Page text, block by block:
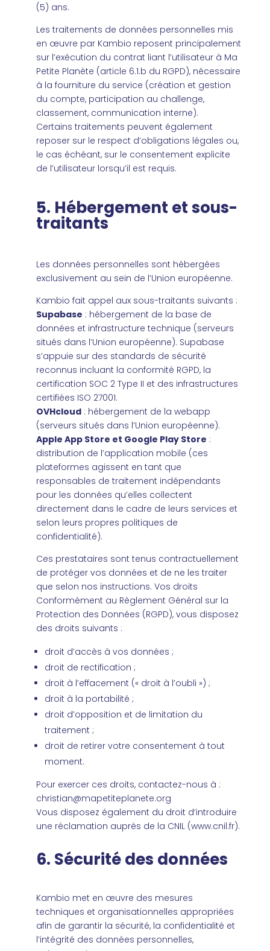
(5) ans.
Les traitements de données personnelles mis
en œuvre par Kambio reposent principalement
sur l’exécution du contrat liant l’utilisateur à Ma
Petite Planète (article 6.1.b du RGPD), nécessaire
à la fourniture du service (création et gestion
du compte, participation au challenge,
classement, communication interne).
Certains traitements peuvent également
reposer sur le respect d’obligations légales ou,
le cas échéant, sur le consentement explicite
de l’utilisateur lorsqu’il est requis.
5. Hébergement et sous-
traitants
Les données personnelles sont hébergées
exclusivement au sein de l’Union européenne.
Kambio fait appel aux sous-traitants suivants :
Supabase : hébergement de la base de
données et infrastructure technique (serveurs
situés dans l’Union européenne). Supabase
s’appuie sur des standards de sécurité
reconnus incluant la conformité RGPD, la
certification SOC 2 Type II et des infrastructures
certifiées ISO 27001.
OVHcloud: hébergement de la webapp
(serveurs situés dans l’Union européenne).
Apple App Store et Google Play Store :
distribution de l’application mobile (ces
plateformes agissent en tant que
responsables de traitement indépendants
pour les données qu’elles collectent
directement dans le cadre de leurs services et
selon leurs propres politiques de
confidentialité).
Ces prestataires sont tenus contractuellement
de protéger vos données et de ne les traiter
que selon nos instructions. Vos droits
Conformément au Règlement Général sur la
Protection des Données (RGPD), vous disposez
des droits suivants :
droit d’accès à vos données ;
droit de rectification ;
droit à l’effacement (« droit à l’oubli ») ;
droit à la portabilité ;
droit d’opposition et de limitation du
traitement ;
droit de retirer votre consentement à tout
moment.
Pour exercer ces droits, contactez-nous à :
christian@mapetiteplanete.org
Vous disposez également du droit d’introduire
une réclamation auprès de la CNIL (www.cnil.fr).
6. Sécurité des données
Kambio met en œuvre des mesures
techniques et organisationnelles appropriées
afin de garantir la sécurité, la confidentialité et
l’intégrité des données personnelles,